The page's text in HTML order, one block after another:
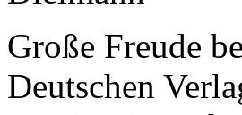
Große Freude
Deutschen